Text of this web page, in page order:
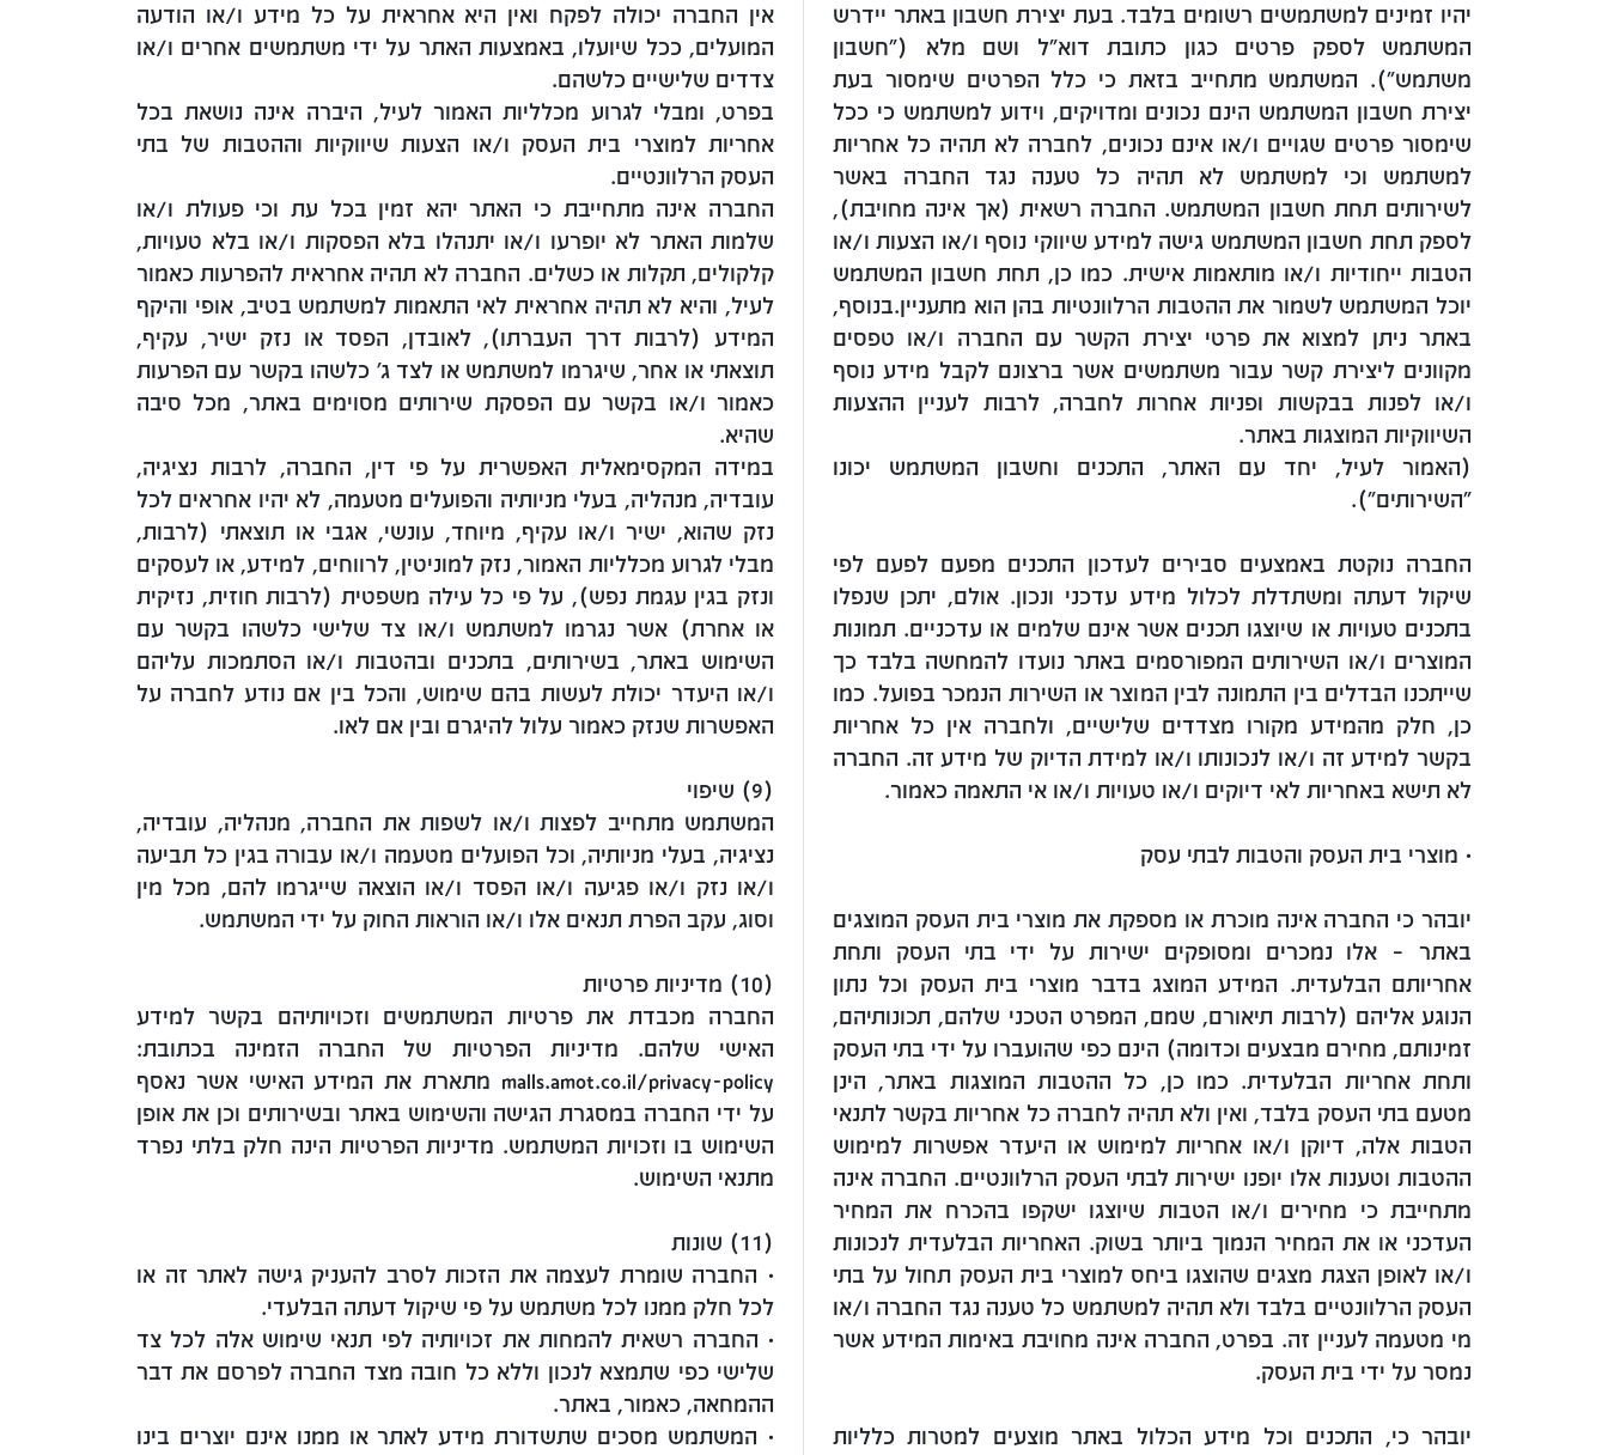
יהיו זמינים למשתמשים רשומים בלבד. בעת יצירת חשבון באתר יידרש
המשתמש לספק פרטים כגון כתובת דוא"ל ושם מלא ("חשבון
משתמש"). המשתמש מתחייב בזאת כי כלל הפרטים שימסור בעת
יצירת חשבון המשתמש הינם נכונים ומדויקים, וידוע למשתמש כי ככל
שימסור פרטים שגויים ו/או אינם נכונים, לחברה לא תהיה כל אחריות
למשתמש וכי למשתמש לא תהיה כל טענה נגד החברה באשר
לשירותים תחת חשבון המשתמש. החברה רשאית (אך אינה מחויבת),
לספק תחת חשבון המשתמש גישה למידע שיווקי נוסף ו/או הצעות ו/או
הטבות ייחודיות ו/או מותאמות אישית. כמו כן, תחת חשבון המשתמש
יוכל המשתמש לשמור את ההטבות הרלוונטיות בהן הוא מתעניין.בנוסף,
באתר ניתן למצוא את פרטי יצירת הקשר עם החברה ו/או טפסים
מקוונים ליצירת קשר עבור משתמשים אשר ברצונם לקבל מידע נוסף
ו/או לפנות בבקשות ופניות אחרות לחברה, לרבות לעניין ההצעות
השיווקיות המוצגות באתר.
(האמור לעיל, יחד עם האתר, התכנים וחשבון המשתמש יכונו
"השירותים").
החברה נוקטת באמצעים סבירים לעדכון התכנים מפעם לפעם לפי
שיקול דעתה ומשתדלת לכלול מידע עדכני ונכון. אולם, יתכן שנפלו
בתכנים טעויות או שיוצגו תכנים אשר אינם שלמים או עדכניים. תמונות
המוצרים ו/או השירותים המפורסמים באתר נועדו להמחשה בלבד כך
שייתכנו הבדלים בין התמונה לבין המוצר או השירות הנמכר בפועל. כמו
כן, חלק מהמידע מקורו מצדדים שלישיים, ולחברה אין כל אחריות
בקשר למידע זה ו/או לנכונותו ו/או למידת הדיוק של מידע זה. החברה
לא תישא באחריות לאי דיוקים ו/או טעויות ו/או אי התאמה כאמור.
• מוצרי בית העסק והטבות לבתי עסק
יובהר כי החברה אינה מוכרת או מספקת את מוצרי בית העסק המוצגים
באתר – אלו נמכרים ומסופקים ישירות על ידי בתי העסק ותחת
אחריותם הבלעדית. המידע המוצג בדבר מוצרי בית העסק וכל נתון
הנוגע אליהם (לרבות תיאורם, שמם, המפרט הטכני שלהם, תכונותיהם,
זמינותם, מחירם מבצעים וכדומה) הינם כפי שהועברו על ידי בתי העסק
ותחת אחריות הבלעדית. כמו כן, כל ההטבות המוצגות באתר, הינן
מטעם בתי העסק בלבד, ואין ולא תהיה לחברה כל אחריות בקשר לתנאי
הטבות אלה, דיוקן ו/או אחריות למימוש או היעדר אפשרות למימוש
ההטבות וטענות אלו יופנו ישירות לבתי העסק הרלוונטיים. החברה אינה
מתחייבת כי מחירים ו/או הטבות שיוצגו ישקפו בהכרח את המחיר
העדכני או את המחיר הנמוך ביותר בשוק. האחריות הבלעדית לנכונות
ו/או לאופן הצגת מצגים שהוצגו ביחס למוצרי בית העסק תחול על בתי
העסק הרלוונטיים בלבד ולא תהיה למשתמש כל טענה נגד החברה ו/או
מי מטעמה לעניין זה. בפרט, החברה אינה מחויבת באימות המידע אשר
נמסר על ידי בית העסק.
יובהר כי, התכנים וכל מידע הכלול באתר מוצעים למטרות כלליות
אין החברה יכולה לפקח ואין היא אחראית על כל מידע ו/או הודעה
המועלים, ככל שיועלו, באמצעות האתר על ידי משתמשים אחרים ו/או
צדדים שלישיים כלשהם.
בפרט, ומבלי לגרוע מכלליות האמור לעיל, היברה אינה נושאת בכל
אחריות למוצרי בית העסק ו/או הצעות שיווקיות וההטבות של בתי
העסק הרלוונטיים.
החברה אינה מתחייבת כי האתר יהא זמין בכל עת וכי פעולת ו/או
שלמות האתר לא יופרעו ו/או יתנהלו בלא הפסקות ו/או בלא טעויות,
קלקולים, תקלות או כשלים. החברה לא תהיה אחראית להפרעות כאמור
לעיל, והיא לא תהיה אחראית לאי התאמות למשתמש בטיב, אופי והיקף
המידע (לרבות דרך העברתו), לאובדן, הפסד או נזק ישיר, עקיף,
תוצאתי או אחר, שיגרמו למשתמש או לצד ג' כלשהו בקשר עם הפרעות
כאמור ו/או בקשר עם הפסקת שירותים מסוימים באתר, מכל סיבה
שהיא.
במידה המקסימאלית האפשרית על פי דין, החברה, לרבות נציגיה,
עובדיה, מנהליה, בעלי מניותיה והפועלים מטעמה, לא יהיו אחראים לכל
נזק שהוא, ישיר ו/או עקיף, מיוחד, עונשי, אגבי או תוצאתי (לרבות,
מבלי לגרוע מכלליות האמור, נזק למוניטין, לרווחים, למידע, או לעסקים
ונזק בגין עגמת נפש), על פי כל עילה משפטית (לרבות חוזית, נזיקית
או אחרת) אשר נגרמו למשתמש ו/או צד שלישי כלשהו בקשר עם
השימוש באתר, בשירותים, בתכנים ובהטבות ו/או הסתמכות עליהם
ו/או היעדר יכולת לעשות בהם שימוש, והכל בין אם נודע לחברה על
האפשרות שנזק כאמור עלול להיגרם ובין אם לאו.
(9) שיפוי
המשתמש מתחייב לפצות ו/או לשפות את החברה, מנהליה, עובדיה,
נציגיה, בעלי מניותיה, וכל הפועלים מטעמה ו/או עבורה בגין כל תביעה
ו/או נזק ו/או פגיעה ו/או הפסד ו/או הוצאה שייגרמו להם, מכל מין
וסוג, עקב הפרת תנאים אלו ו/או הוראות החוק על ידי המשתמש.
(10) מדיניות פרטיות
החברה מכבדת את פרטיות המשתמשים וזכויותיהם בקשר למידע
האישי שלהם. מדיניות הפרטיות של החברה הזמינה בכתובת:
malls.amot.co.il/privacy-policy מתארת את המידע האישי אשר נאסף
על ידי החברה במסגרת הגישה והשימוש באתר ובשירותים וכן את אופן
השימוש בו וזכויות המשתמש. מדיניות הפרטיות הינה חלק בלתי נפרד
מתנאי השימוש.
(11) שונות
• החברה שומרת לעצמה את הזכות לסרב להעניק גישה לאתר זה או
לכל חלק ממנו לכל משתמש על פי שיקול דעתה הבלעדי.
• החברה רשאית להמחות את זכויותיה לפי תנאי שימוש אלה לכל צד
שלישי כפי שתמצא לנכון וללא כל חובה מצד החברה לפרסם את דבר
ההמחאה, כאמור, באתר.
• המשתמש מסכים שתשדורת מידע לאתר או ממנו אינם יוצרים בינו